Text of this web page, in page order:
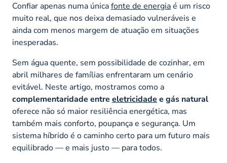
Confiar apenas numa únicafonte de energiaé um risco
muito real, que nos deixa demasiado vulneráveis e
ainda com menos margem de atuação em situações
inesperadas.
Sem água quente, sem possibilidade de cozinhar, em
abril milhares de famílias enfrentaram um cenário
evitável. Neste artigo, mostramos como a
complementaridade entre eletricidade e gás natural
oferece não só maior resiliência energética, mas
também mais conforto, poupança e segurança. Um
sistema híbrido é o caminho certo para um futuro mais
equilibrado — e mais justo — para todos.